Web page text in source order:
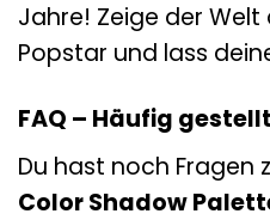
Jahre! Zeige der Welt
Popstar und lass
FAQ – Häufig
Du hast noch Fragen
Color Shadow